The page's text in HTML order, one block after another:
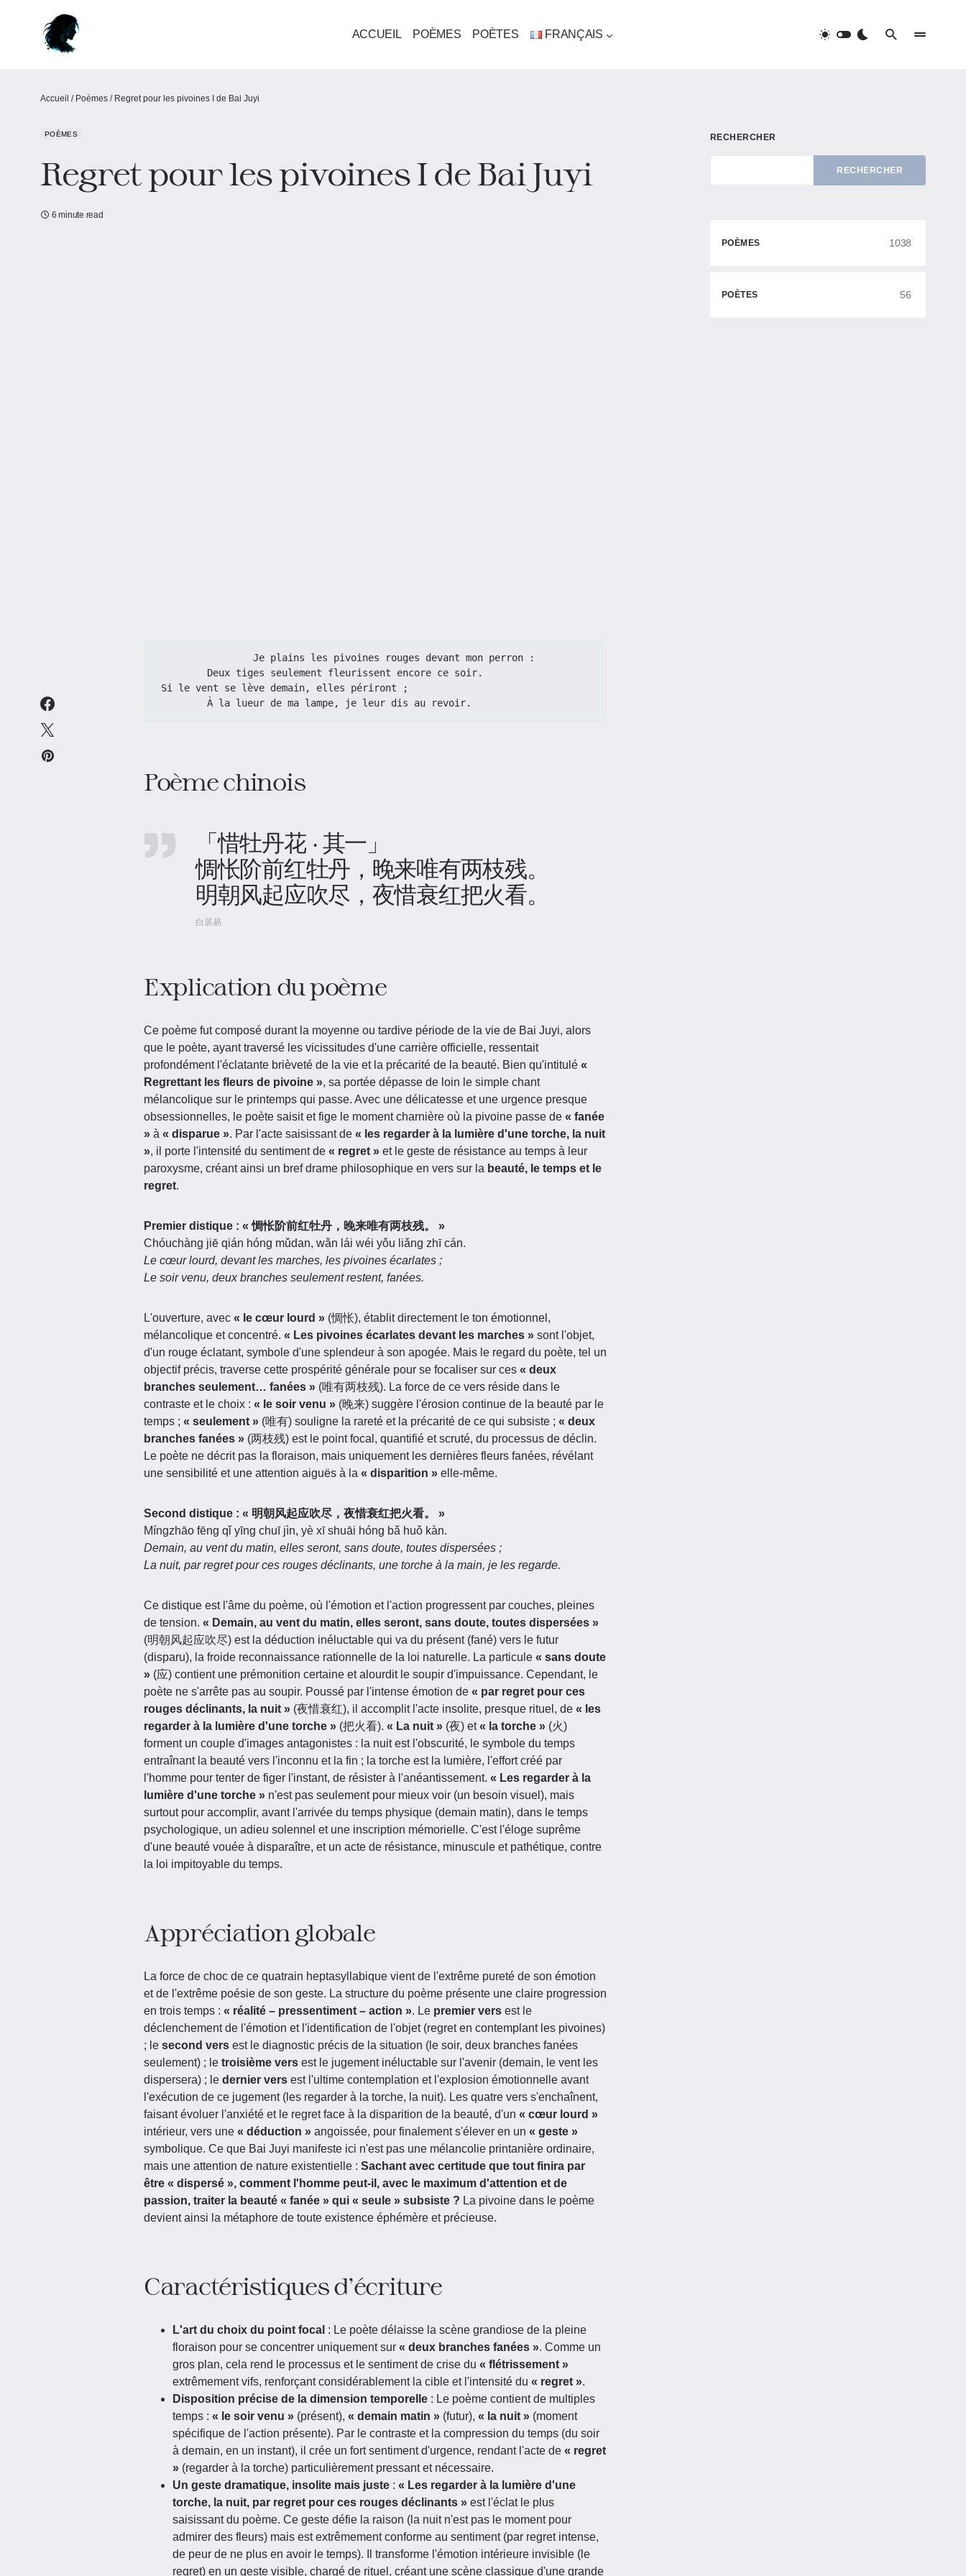
ACCUEIL POÈMES POÈTES FRANÇAIS
Accueil / Poèmes / Regret pour les pivoines I de Bai Juyi
POÈMES
Regret pour les pivoines I de Bai Juyi
6 minute read
                Je plains les pivoines rouges devant mon perron :
        Deux tiges seulement fleurissent encore ce soir.
Si le vent se lève demain, elles périront ;
        À la lueur de ma lampe, je leur dis au revoir.
Poème chinois
「惜牡丹花 · 其一」
惆怅阶前红牡丹，晚来唯有两枝残。
明朝风起应吹尽，夜惜衰红把火看。
白居易
Explication du poème
Ce poème fut composé durant la moyenne ou tardive période de la vie de Bai Juyi, alors
que le poète, ayant traversé les vicissitudes d'une carrière officielle, ressentait
profondément l'éclatante brièveté de la vie et la précarité de la beauté. Bien qu'intitulé «
Regrettant les fleurs de pivoine », sa portée dépasse de loin le simple chant
mélancolique sur le printemps qui passe. Avec une délicatesse et une urgence presque
obsessionnelles, le poète saisit et fige le moment charnière où la pivoine passe de « fanée
» à « disparue ». Par l'acte saisissant de « les regarder à la lumière d'une torche, la nuit
», il porte l'intensité du sentiment de « regret » et le geste de résistance au temps à leur
paroxysme, créant ainsi un bref drame philosophique en vers sur la beauté, le temps et le
regret.
Premier distique : « 惆怅阶前红牡丹，晚来唯有两枝残。 »
Chóuchàng jiē qián hóng mǔdan, wǎn lái wéi yǒu liǎng zhī cán.
Le cœur lourd, devant les marches, les pivoines écarlates ;
Le soir venu, deux branches seulement restent, fanées.
L'ouverture, avec « le cœur lourd » (惆怅), établit directement le ton émotionnel,
mélancolique et concentré. « Les pivoines écarlates devant les marches » sont l'objet,
d'un rouge éclatant, symbole d'une splendeur à son apogée. Mais le regard du poète, tel un
objectif précis, traverse cette prospérité générale pour se focaliser sur ces « deux
branches seulement… fanées » (唯有两枝残). La force de ce vers réside dans le
contraste et le choix : « le soir venu » (晚来) suggère l'érosion continue de la beauté par le
temps ; « seulement » (唯有) souligne la rareté et la précarité de ce qui subsiste ; « deux
branches fanées » (两枝残) est le point focal, quantifié et scruté, du processus de déclin.
Le poète ne décrit pas la floraison, mais uniquement les dernières fleurs fanées, révélant
une sensibilité et une attention aiguës à la « disparition » elle-même.
Second distique : « 明朝风起应吹尽，夜惜衰红把火看。 »
Míngzhāo fēng qǐ yīng chuī jìn, yè xī shuāi hóng bǎ huǒ kàn.
Demain, au vent du matin, elles seront, sans doute, toutes dispersées ;
La nuit, par regret pour ces rouges déclinants, une torche à la main, je les regarde.
Ce distique est l'âme du poème, où l'émotion et l'action progressent par couches, pleines
de tension. « Demain, au vent du matin, elles seront, sans doute, toutes dispersées »
(明朝风起应吹尽) est la déduction inéluctable qui va du présent (fané) vers le futur
(disparu), la froide reconnaissance rationnelle de la loi naturelle. La particule « sans doute
» (应) contient une prémonition certaine et alourdit le soupir d'impuissance. Cependant, le
poète ne s'arrête pas au soupir. Poussé par l'intense émotion de « par regret pour ces
rouges déclinants, la nuit » (夜惜衰红), il accomplit l'acte insolite, presque rituel, de « les
regarder à la lumière d'une torche » (把火看). « La nuit » (夜) et« la torche » (火)
forment un couple d'images antagonistes : la nuit est l'obscurité, le symbole du temps
entraînant la beauté vers l'inconnu et la fin ; la torche est la lumière, l'effort créé par
l'homme pour tenter de figer l'instant, de résister à l'anéantissement. « Les regarder à la
lumière d'une torche » n'est pas seulement pour mieux voir (un besoin visuel), mais
surtout pour accomplir, avant l'arrivée du temps physique (demain matin), dans le temps
psychologique, un adieu solennel et une inscription mémorielle. C'est l'éloge suprême
d'une beauté vouée à disparaître, et un acte de résistance, minuscule et pathétique, contre
la loi impitoyable du temps.
Appréciation globale
La force de choc de ce quatrain heptasyllabique vient de l'extrême pureté de son émotion
et de l'extrême poésie de son geste. La structure du poème présente une claire progression
en trois temps : « réalité – pressentiment – action ». Le premier vers est le
déclenchement de l'émotion et l'identification de l'objet (regret en contemplant les pivoines)
; le second vers est le diagnostic précis de la situation (le soir, deux branches fanées
seulement) ; le troisième vers est le jugement inéluctable sur l'avenir (demain, le vent les
dispersera) ; le dernier vers est l'ultime contemplation et l'explosion émotionnelle avant
l'exécution de ce jugement (les regarder à la torche, la nuit). Les quatre vers s'enchaînent,
faisant évoluer l'anxiété et le regret face à la disparition de la beauté, d'un « cœur lourd »
intérieur, vers une « déduction » angoissée, pour finalement s'élever en un « geste »
symbolique. Ce que Bai Juyi manifeste ici n'est pas une mélancolie printanière ordinaire,
mais une attention de nature existentielle : Sachant avec certitude que tout finira par
être « dispersé », comment l'homme peut-il, avec le maximum d'attention et de
passion, traiter la beauté « fanée » qui « seule » subsiste ? La pivoine dans le poème
devient ainsi la métaphore de toute existence éphémère et précieuse.
Caractéristiques d'écriture
L'art du choix du point focal : Le poète délaisse la scène grandiose de la pleine
floraison pour se concentrer uniquement sur « deux branches fanées ». Comme un
gros plan, cela rend le processus et le sentiment de crise du « flétrissement »
extrêmement vifs, renforçant considérablement la cible et l'intensité du « regret ».
Disposition précise de la dimension temporelle : Le poème contient de multiples
temps : « le soir venu » (présent), « demain matin » (futur), « la nuit » (moment
spécifique de l'action présente). Par le contraste et la compression du temps (du soir
à demain, en un instant), il crée un fort sentiment d'urgence, rendant l'acte de « regret
» (regarder à la torche) particulièrement pressant et nécessaire.
Un geste dramatique, insolite mais juste : « Les regarder à la lumière d'une
torche, la nuit, par regret pour ces rouges déclinants » est l'éclat le plus
saisissant du poème. Ce geste défie la raison (la nuit n'est pas le moment pour
admirer des fleurs) mais est extrêmement conforme au sentiment (par regret intense,
de peur de ne plus en avoir le temps). Il transforme l'émotion intérieure invisible (le
regret) en un geste visible, chargé de rituel, créant une scène classique d'une grande
RECHERCHER
RECHERCHER
POÈMES 1038
POÈTES 56